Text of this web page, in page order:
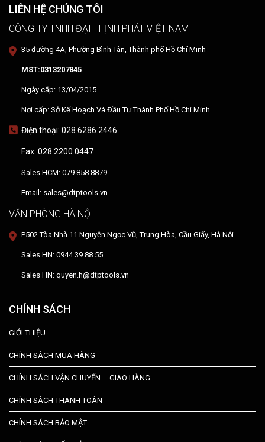
LIÊN HỆ CHÚNG TÔI
CÔNG TY TNHH ĐẠI THỊNH PHÁT VIỆT NAM
35 đường 4A, Phường Bình Tân, Thành phố Hồ Chí Minh
MST:0313207845
Ngày cấp: 13/04/2015
Nơi cấp: Sở Kế Hoạch Và Đầu Tư Thành Phố Hồ Chí Minh
Điện thoại: 028.6286.2446
Fax: 028.2200.0447
Sales HCM: 079.858.8879
Email: sales@dtptools.vn
VĂN PHÒNG HÀ NỘI
P502 Tòa Nhà 11 Nguyễn Ngọc Vũ, Trung Hòa, Cầu Giấy, Hà Nội
Sales HN: 0944.39.88.55
Sales HN: quyen.h@dtptools.vn
CHÍNH SÁCH
GIỚI THIỆU
CHÍNH SÁCH MUA HÀNG
CHÍNH SÁCH VẬN CHUYỂN – GIAO HÀNG
CHÍNH SÁCH THANH TOÁN
CHÍNH SÁCH BẢO MẬT